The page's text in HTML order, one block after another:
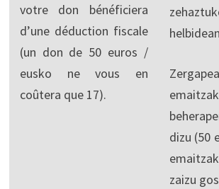
votre don bénéficiera
d’une déduction fiscale
(un don de 50 euros /
eusko ne vous en
coûtera que 17).
dizu (50
zaizu